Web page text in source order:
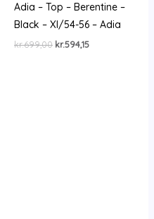
Adia – Top – Berentine –
Black – Xl/54-56 – Adia
kr.699,00 Den
kr.594,15Den